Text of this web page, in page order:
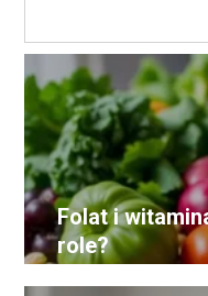
Folat i
role?